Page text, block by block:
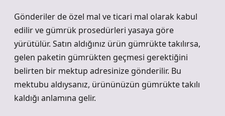
Gönderiler de özel mal ve ticari mal olarak kabul
edilir ve gümrük prosedürleri yasaya göre
yürütülür. Satın aldığınız ürün gümrükte takılırsa,
gelen paketin gümrükten geçmesi gerektiğini
belirten bir mektup adresinize gönderilir. Bu
mektubu aldıysanız, ürününüzün gümrükte takılı
kaldığı anlamına gelir.